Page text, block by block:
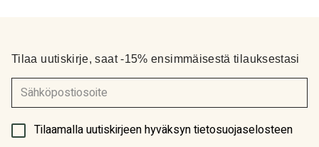
Tilaa uutiskirje, saat -15% ensimmäisestä tilauksestasi
(Pakollinen)
Tilaamalla uutiskirjeen hyväksyn tietosuojaselosteen